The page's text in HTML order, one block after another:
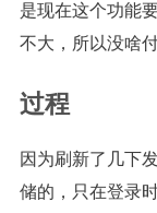
是现在这个功能
不大，所以没啥
过程
因为刷新了几下
储的，只在登录